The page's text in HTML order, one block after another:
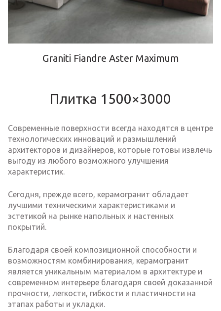
Graniti Fiandre Aster Maximum
Плитка 1500×3000
Современные поверхности всегда находятся в центре
технологических инноваций и размышлений
архитекторов и дизайнеров, которые готовы извлечь
выгоду из любого возможного улучшения
характеристик.
Сегодня, прежде всего, керамогранит обладает
лучшими техническими характеристиками и
эстетикой на рынке напольных и настенных
покрытий.
Благодаря своей композиционной способности и
возможностям комбинирования, керамогранит
является уникальным материалом в архитектуре и
современном интерьере благодаря своей доказанной
прочности, легкости, гибкости и пластичности на
этапах работы и укладки.